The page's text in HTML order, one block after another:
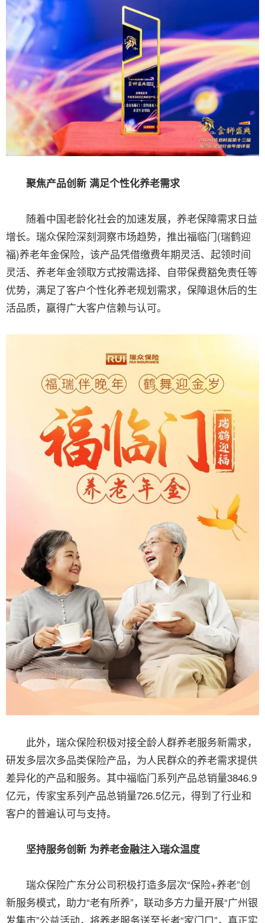
聚焦产品创新 满足个性化养老需求
随着中国老龄化社会的加速发展，养老保障需求日益
增长。瑞众保险深刻洞察市场趋势，推出福临门(瑞鹤迎
福)养老年金保险，该产品凭借缴费年期灵活、起领时间
灵活、养老年金领取方式按需选择、自带保费豁免责任等
优势，满足了客户个性化养老规划需求，保障退休后的生
活品质，赢得广大客户信赖与认可。
此外，瑞众保险积极对接全龄人群养老服务新需求，
研发多层次多品类保险产品，为人民群众的养老需求提供
差异化的产品和服务。其中福临门系列产品总销量3846.9
亿元，传家宝系列产品总销量726.5亿元，得到了行业和
客户的普遍认可与支持。
坚持服务创新 为养老金融注入瑞众温度
瑞众保险广东分公司积极打造多层次“保险+养老”创
新服务模式，助力“老有所养”，联动多方力量开展“广州银
发集市”公益活动，将养老服务送至长者“家门口”，真正实